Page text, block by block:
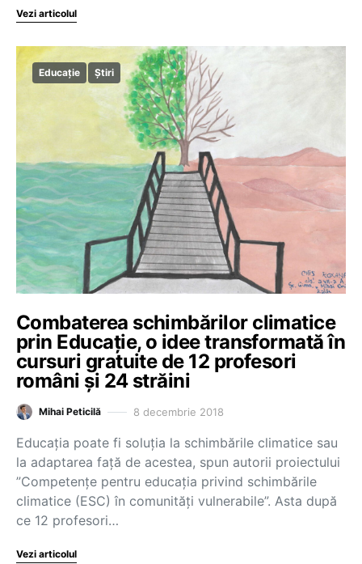
Vezi articolul
Educație Știri
Combaterea schimbărilor climatice
prin Educație, o idee transformată în
cursuri gratuite de 12 profesori
români și 24 străini
Mihai Peticilă 8 decembrie 2018
Educația poate fi soluția la schimbările climatice sau
la adaptarea față de acestea, spun autorii proiectului
”Competențe pentru educația privind schimbările
climatice (ESC) în comunități vulnerabile”. Asta după
ce 12 profesori…
Vezi articolul